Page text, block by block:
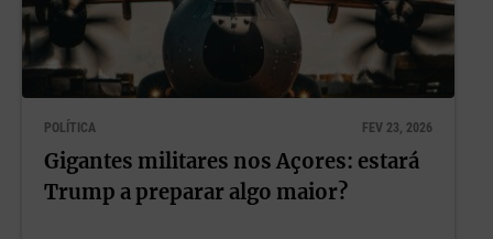
POLÍTICA FEV 23, 2026
Gigantes militares nos Açores: estará
Trump a preparar algo maior?